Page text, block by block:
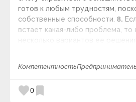
готов к любым трудностям,
собственные способности. 8.
встает какая-либо проблема, то
ситуацию под контролем.
Компетентность
favorite0 bookmark